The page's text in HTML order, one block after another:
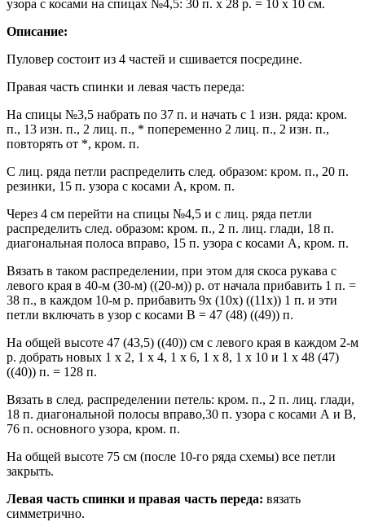
узора с косами на спицах №4,5: 30 п. х 28 р. = 10 х 10 см.
Описание:
Пуловер состоит из 4 частей и сшивается посредине.
Правая часть спинки и левая часть переда:
На спицы №3,5 набрать по 37 п. и начать с 1 изн. ряда: кром.
п., 13 изн. п., 2 лиц. п., * попеременно 2 лиц. п., 2 изн. п.,
повторять от *, кром. п.
С лиц. ряда петли распределить след. образом: кром. п., 20 п.
резинки, 15 п. узора с косами А, кром. п.
Через 4 см перейти на спицы №4,5 и с лиц. ряда петли
распределить след. образом: кром. п., 2 п. лиц. глади, 18 п.
диагональная полоса вправо, 15 п. узора с косами А, кром. п.
Вязать в таком распределении, при этом для скоса рукава с
левого края в 40-м (30-м) ((20-м)) р. от начала прибавить 1 п. =
38 п., в каждом 10-м р. прибавить 9x (10x) ((11x)) 1 п. и эти
петли включать в узор с косами В = 47 (48) ((49)) п.
На общей высоте 47 (43,5) ((40)) см с левого края в каждом 2-м
р. добрать новых 1 x 2, 1 x 4, 1 x 6, 1 x 8, 1 x 10 и 1 x 48 (47)
((40)) п. = 128 п.
Вязать в след. распределении петель: кром. п., 2 п. лиц. глади,
18 п. диагональной полосы вправо,30 п. узора с косами А и В,
76 п. основного узора, кром. п.
На общей высоте 75 см (после 10-го ряда схемы) все петли
закрыть.
Левая часть спинки и правая часть переда: вязать
симметрично.